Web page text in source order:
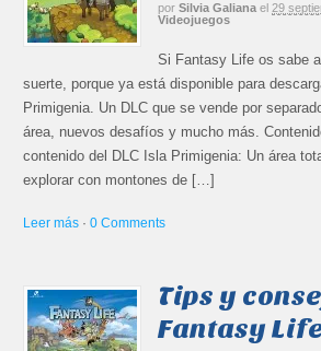
por Silvia Galiana el 29
Videojuegos
Si Fantasy Life os sabe
suerte, porque ya está disponible para
Primigenia. Un DLC que se vende por
área, nuevos desafíos y mucho más.
contenido del DLC Isla Primigenia: Un área
explorar con montones de […]
Leer más ·0 Comments
Tips y
Fantasy